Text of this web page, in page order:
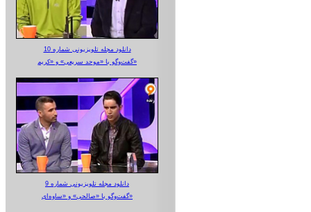
دانلود مجله تلویزیونی شماره 10
گفت‌وگو با «موحد سریعی» و «کریم»
دانلود مجله تلویزیونی شماره 9
گفت‌وگو با «صالحی» و «ساوه‌ای»